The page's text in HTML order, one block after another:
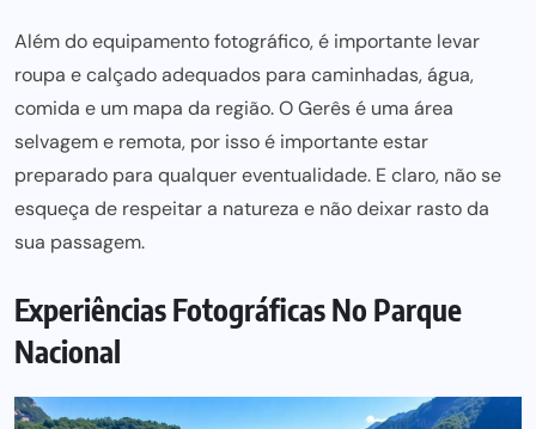
Além do equipamento fotográfico, é importante levar
roupa e calçado adequados para caminhadas, água,
comida e um mapa da região. O Gerês é uma área
selvagem e remota, por isso é importante estar
preparado para qualquer eventualidade. E claro, não se
esqueça de respeitar a natureza e não deixar rasto da
sua passagem.
Experiências Fotográficas No Parque
Nacional